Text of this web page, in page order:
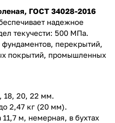
ГОСТ 34028-2016
надежное
текучести: 500 МПа.
перекрытий,
покрытий, промышленных
18, 20, 22 мм.
2,47 кг (20 мм).
м, немерная, в бухтах